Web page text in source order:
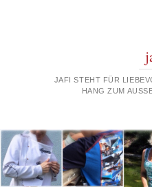
JAFI STEHT FÜR
HANG ZUM